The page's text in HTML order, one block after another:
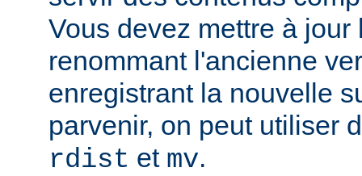
Vous devez mettre à jour
renommant l'ancienne
enregistrant la nouvelle
parvenir, on peut utiliser
rdist et mv.